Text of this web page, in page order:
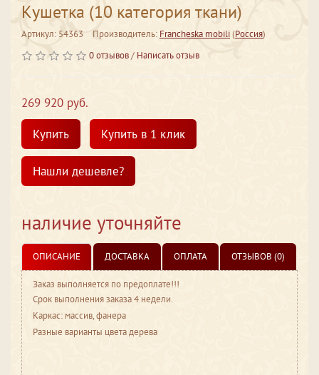
Кушетка (10 категория ткани)
Артикул: 54363 Производитель: Francheska mobili(Россия)
0 отзывов/ Написать отзыв
269 920 руб.
Купить
Купить в 1 клик
Нашли дешевле?
наличие уточняйте
ОПИСАНИЕ ДОСТАВКА ОПЛАТА ОТЗЫВОВ (0)
Заказ выполняется по предоплате!!!
Срок выполнения заказа 4 недели.
Каркас: массив, фанера
Разные варианты цвета дерева